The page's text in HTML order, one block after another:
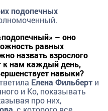
подопечных
– оно
равных
назвать взрослого
к нам каждый день,
навыки?
Елена Фильберт и
и Ко, показывать
про них,